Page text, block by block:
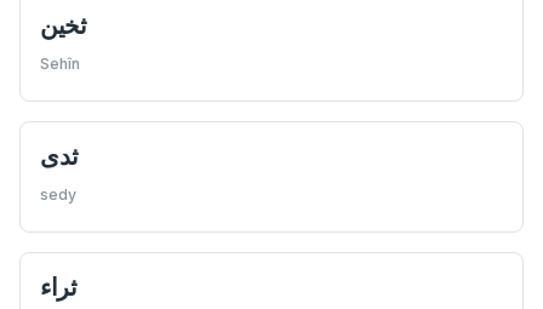
ثخین
Sehîn
ثدی
sedy
ثراء